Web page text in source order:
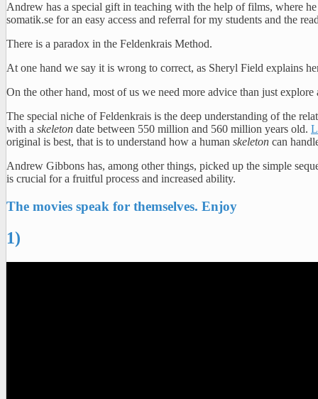
Andrew has a special gift in teaching with the help of films, where
somatik.se for an easy access and referral for my students and the
There is a paradox in the Feldenkrais Method.
At one hand we say it is wrong to correct, as Sheryl Field explains
On the other hand, most of us we need more advice than just
The special niche of Feldenkrais is the deep understanding of the
with a skeleton date between 550 million and 560 million years old.
original is best, that is to understand how a human skeleton can
Andrew Gibbons has, among other things, picked up the simple
is crucial for a fruitful process and increased ability.
The movies speak for themselves. Enjoy
1)